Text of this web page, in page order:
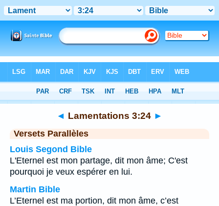
> Chapitre 3 > Verset 24
◄ Lamentations 3:24 ►
Versets Parallèles
Louis Segond Bible
L'Eternel est mon partage, dit mon âme; C'est
pourquoi je veux espérer en lui.
Martin Bible
L’Eternel est ma portion, dit mon âme, c’est